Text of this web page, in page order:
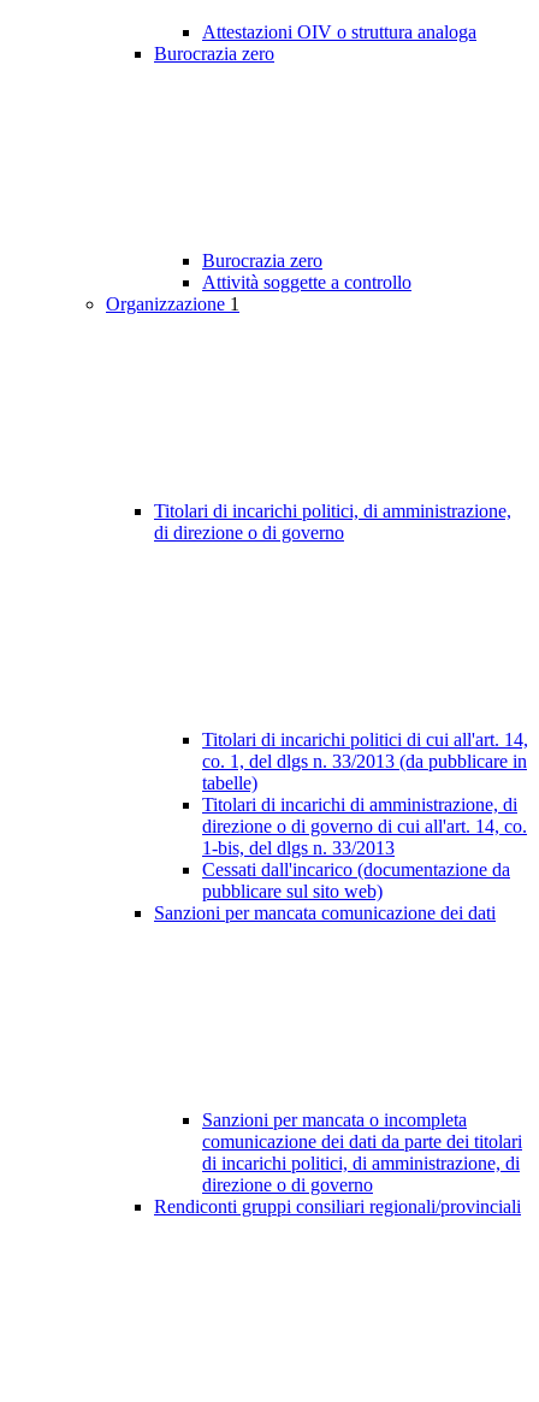
Attestazioni OIV o struttura analoga
Burocrazia zero
Burocrazia zero
Attività soggette a controllo
Organizzazione 1
Titolari di incarichi politici, di amministrazione,
di direzione o di governo
Titolari di incarichi politici di cui all'art. 14,
co. 1, del dlgs n. 33/2013 (da pubblicare in
tabelle)
Titolari di incarichi di amministrazione, di
direzione o di governo di cui all'art. 14, co.
1-bis, del dlgs n. 33/2013
Cessati dall'incarico (documentazione da
pubblicare sul sito web)
Sanzioni per mancata comunicazione dei dati
Sanzioni per mancata o incompleta
comunicazione dei dati da parte dei titolari
di incarichi politici, di amministrazione, di
direzione o di governo
Rendiconti gruppi consiliari regionali/provinciali